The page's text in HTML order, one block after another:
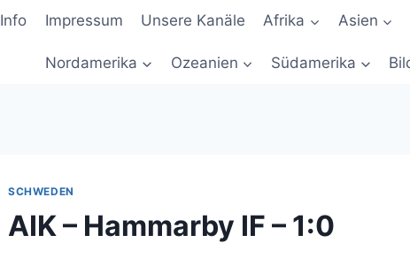
Info Impressum Unsere Kanäle Afrika Asien
Nordamerika Ozeanien Südamerika
SCHWEDEN
AIK – Hammarby IF – 1:0